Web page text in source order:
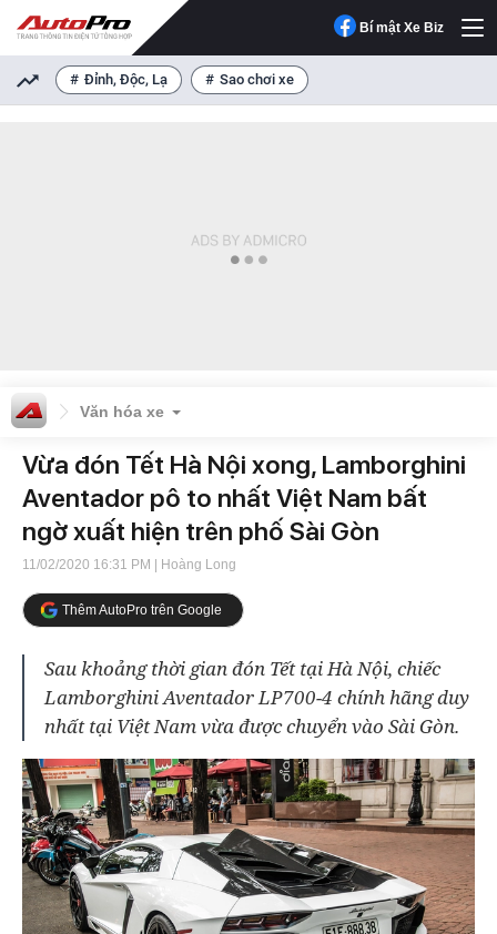
Bí mật Xe Biz
Đỉnh, Độc, Lạ Sao chơi xe
Văn hóa xe
Vừa đón Tết Hà Nội xong, Lamborghini
Aventador pô to nhất Việt Nam bất
ngờ xuất hiện trên phố Sài Gòn
11/02/2020 16:31 PM | Hoàng Long
Thêm AutoPro trên Google
Sau khoảng thời gian đón Tết tại Hà Nội, chiếc
Lamborghini Aventador LP700-4 chính hãng duy
nhất tại Việt Nam vừa được chuyển vào Sài Gòn.